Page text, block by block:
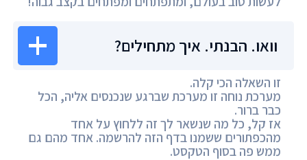
וואו. הבנתי. איך מתחילים?
זו השאלה הכי קלה.
מערכת נוחה זו מערכת שברגע שנכנסים אליה, הכל
כבר ברור.
אז קל, כל מה שנשאר לך זה ללחוץ על אחד
מהכפתורים ששמנו בדף הזה להרשמה. אחד מהם גם
ממש פה בסוף הטקסט.